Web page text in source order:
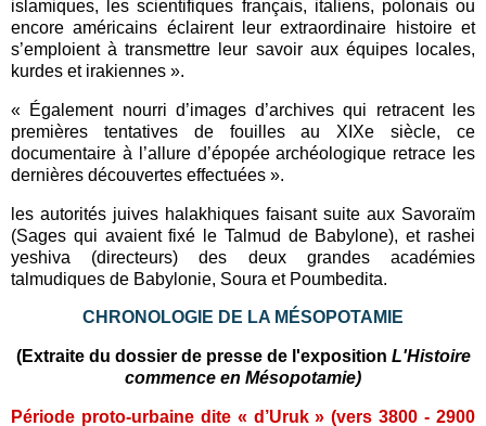
islamiques, les scientifiques français, italiens, polonais ou
encore américains éclairent leur extraordinaire histoire et
s’emploient à transmettre leur savoir aux équipes locales,
kurdes et irakiennes ».
« Également nourri d’images d’archives qui retracent les
premières tentatives de fouilles au XIXe siècle, ce
documentaire à l’allure d’épopée archéologique retrace les
dernières découvertes effectuées ».
les autorités juives halakhiques faisant suite aux Savoraïm
(Sages qui avaient fixé le Talmud de Babylone), et rashei
yeshiva (directeurs) des deux grandes académies
talmudiques de Babylonie, Soura et Poumbedita.
CHRONOLOGIE DE LA MÉSOPOTAMIE
(Extraite du dossier de presse de l'exposition L'Histoire
commence en Mésopotamie)
Période proto-urbaine dite « d’Uruk » (vers 3800 - 2900